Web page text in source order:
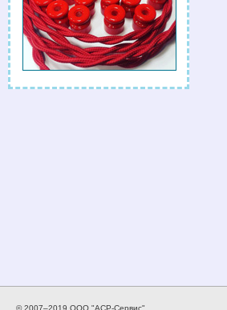
© 2007–2019 ООО "АСР-Сервис".